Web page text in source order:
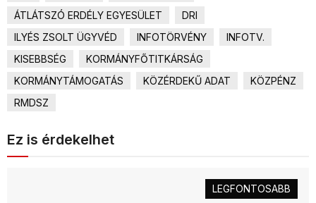
ÁTLÁTSZÓ ERDÉLY EGYESÜLET
DRI
ILYÉS ZSOLT ÜGYVÉD
INFOTÖRVÉNY
INFOTV.
KISEBBSÉG
KORMÁNYFŐTITKÁRSÁG
KORMÁNYTÁMOGATÁS
KÖZÉRDEKŰ ADAT
KÖZPÉNZ
RMDSZ
Ez is érdekelhet
LEGFONTOSABB